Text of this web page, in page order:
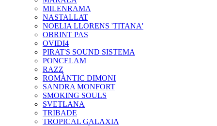
MILENRAMA
NASTALLAT
NOELIA LLORENS 'TITANA'
OBRINT PAS
OVIDI4
PIRAT'S SOUND SISTEMA
PONCELAM
RAZZ
ROMÀNTIC DIMONI
SANDRA MONFORT
SMOKING SOULS
SVETLANA
TRIBADE
TROPICAL GALAXIA